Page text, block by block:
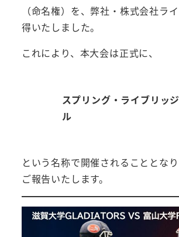
（命名権）を、弊社・株式会社ラ
得いたしました。
これにより、本大会は正式に、
スプリング・ライブリッ
ル
という名称で開催されることとな
ご報告いたします。